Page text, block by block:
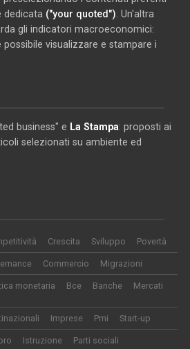
dedicata ("your quoted") . Un'altra
gli indicatori macroeconomici:
visualizzare e stampare i
business" e La Stampa: proposti ai
selezionati su ambiente ed
Crescita Sviluppo Povertà
Commercio Migrazioni
monetaria Bce Banche Mercati
Imprese Pmi Start-up
Istruzione
Parti sociali